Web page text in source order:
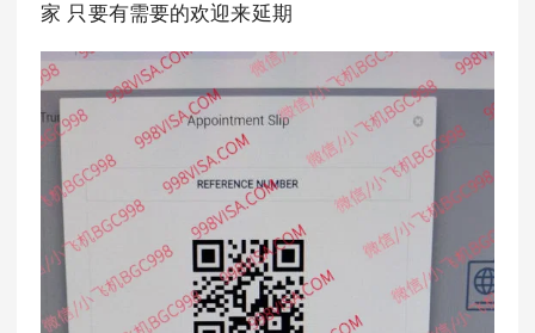
家 只要有需要的欢迎来延期